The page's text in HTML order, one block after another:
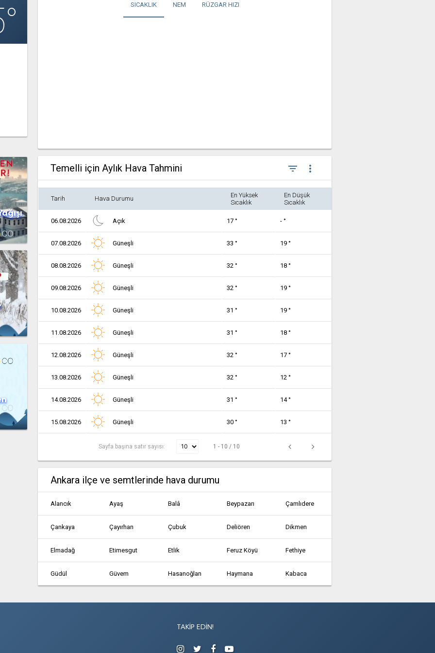
SICAKLIK NEM RÜZGAR HIZI
Temelli için Aylık Hava Tahmini filter_list more_vert
Tarih Hava Durumu
En Yüksek
Sıcaklık
En Düşük
Sıcaklık
06.08.2026 Açık 17 ° - °
07.08.2026 Güneşli 33 ° 19 °
08.08.2026 Güneşli 32 ° 18 °
09.08.2026 Güneşli 32 ° 19 °
10.08.2026 Güneşli 31 ° 19 °
11.08.2026 Güneşli 31 ° 18 °
12.08.2026 Güneşli 32 ° 17 °
13.08.2026 Güneşli 32 ° 12 °
14.08.2026 Güneşli 31 ° 14 °
15.08.2026 Güneşli 30 ° 13 °
Sayfa başına satır sayısı: 1 - 10 / 10
Ankara ilçe ve semtlerinde hava durumu
Alancık Ayaş Balâ Beypazarı Çamlıdere
Çankaya Çayırhan Çubuk Deliören Dikmen
Elmadağ Etimesgut Etlik Feruz Köyü Fethiye
Güdül Güvem Hasanoğlan Haymana Kabaca
Sarıyahşi
TAKIP EDIN!